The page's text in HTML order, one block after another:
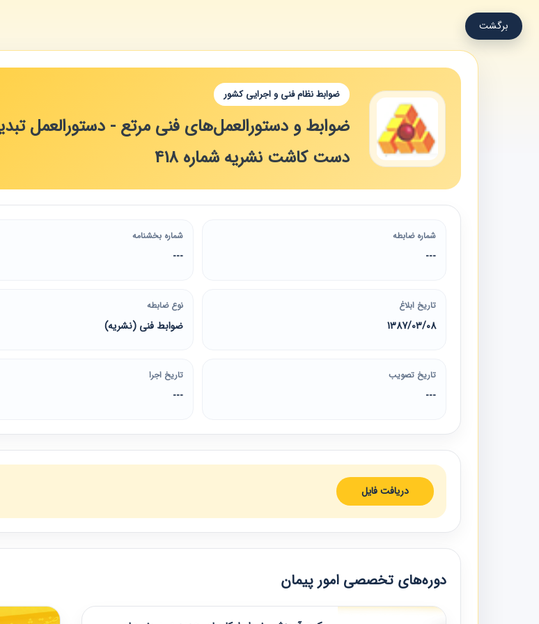
برگشت
ضوابط نظام فنی و اجرایی کشور
ضوابط و دستورالعمل‌های فنی مرتع - دستورالعمل
دست کاشت نشریه شماره 418
شماره ضابطه
---
شماره بخشنامه
---
تاریخ ابلاغ
1387/03/08
نوع ضابطه
ضوابط فنی (نشریه)
تاریخ تصویب
---
تاریخ اجرا
---
دریافت فایل
دوره‌های تخصصی امور پیمان